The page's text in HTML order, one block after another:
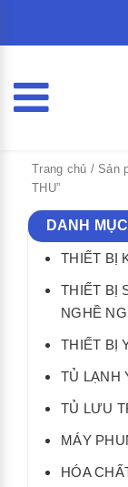
Trang chủ / Sản
THU”
DANH
THIẾT BỊ
THIẾT BỊ
NGHỀ
THIẾT BỊ
TỦ LẠNH
TỦ LƯU
MÁY
HÓA